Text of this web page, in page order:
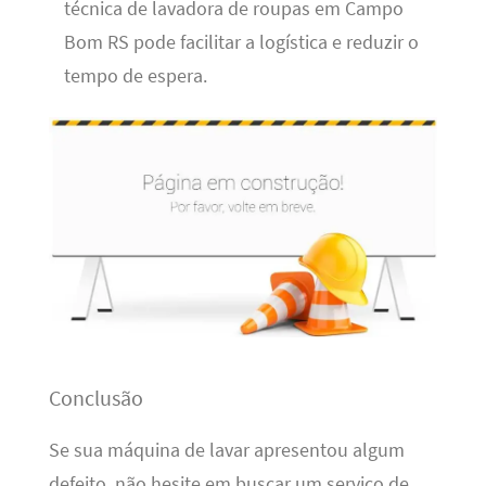
técnica de lavadora de roupas em Campo
Bom RS pode facilitar a logística e reduzir o
tempo de espera.
Conclusão
Se sua máquina de lavar apresentou algum